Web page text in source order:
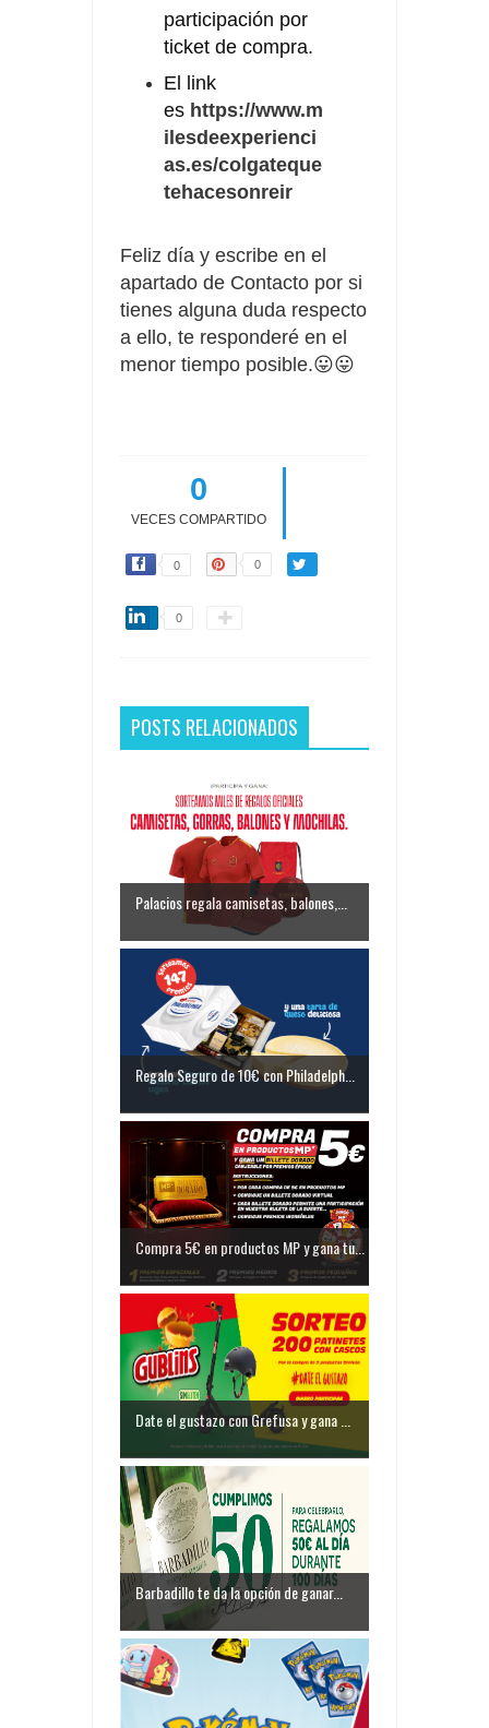
participación por
ticket de compra.
El link
es https://www.m
ilesdeexperienci
as.es/colgateque
tehacesonreir
Feliz día y escribe en el
apartado de Contacto por si
tienes alguna duda respecto
a ello, te responderé en el
menor tiempo posible.😛😛
0
VECES COMPARTIDO
0 0
0
POSTS RELACIONADOS
Palacios regala camisetas, balones,...
Regalo Seguro de 10€ con Philadelph...
Compra 5€ en productos MP y gana tu...
Date el gustazo con Grefusa y gana ...
Barbadillo te da la opción de ganar...